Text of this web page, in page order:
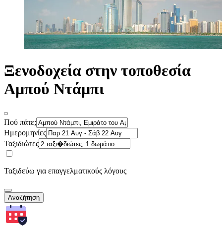
Ξενοδοχεία στην τοποθεσία
Αμπού Ντάμπι
Πού πάτε;
Ημερομηνίες
Ταξιδιώτες
Ταξιδεύω για επαγγελματικούς λόγους
Αναζήτηση